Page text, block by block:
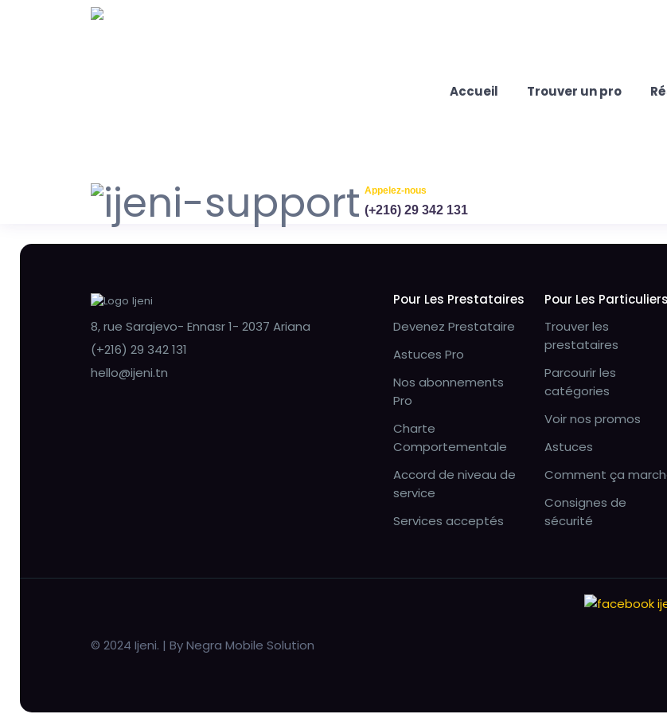
Accueil Trouver un pro
Appelez-nous
(+216) 29 342 131
8, rue Sarajevo- Ennasr 1- 2037 Ariana
(+216) 29 342 131
hello@ijeni.tn
Pour Les Prestataires
Devenez Prestataire
Astuces Pro
Nos abonnements
Pro
Charte
Comportementale
Accord de niveau de
service
Services acceptés
Pour Les Particuliers
Trouver les
prestataires
Parcourir les
catégories
Voir nos promos
Astuces
Comment ça
Consignes de
sécurité
© 2024 Ijeni. | By Negra Mobile Solution